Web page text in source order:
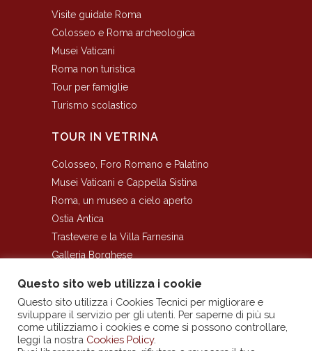
Visite guidate Roma
Colosseo e Roma archeologica
Musei Vaticani
Roma non turistica
Tour per famiglie
Turismo scolastico
TOUR IN VETRINA
Colosseo, Foro Romano e Palatino
Musei Vaticani e Cappella Sistina
Roma, un museo a cielo aperto
Ostia Antica
Trastevere e la Villa Farnesina
Galleria Borghese
Questo sito web utilizza i cookie
Questo sito utilizza i Cookies Tecnici per migliorare e
sviluppare il servizio per gli utenti. Per saperne di più su
come utilizziamo i cookies e come si possono controllare,
leggi la nostra Cookies Policy.